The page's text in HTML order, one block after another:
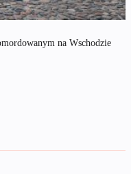
na Wschodzie